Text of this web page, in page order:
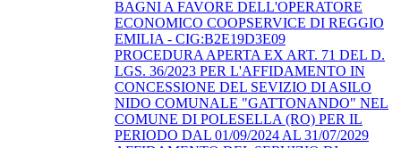
BAGNI A FAVORE DELL'OPERATORE
ECONOMICO COOPSERVICE DI REGGIO
EMILIA - CIG:B2E19D3E09
PROCEDURA APERTA EX ART. 71 DEL D.
LGS. 36/2023 PER L'AFFIDAMENTO IN
CONCESSIONE DEL SEVIZIO DI ASILO
NIDO COMUNALE "GATTONANDO" NEL
COMUNE DI POLESELLA (RO) PER IL
PERIODO DAL 01/09/2024 AL 31/07/2029